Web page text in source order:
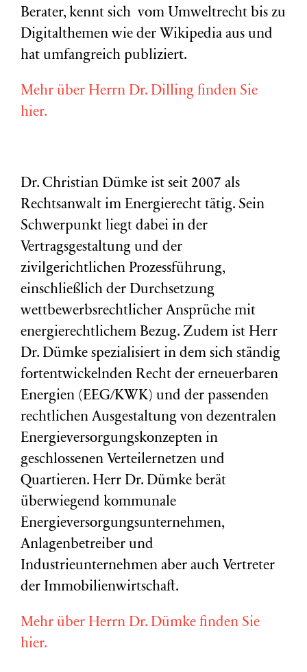
Berater, kennt sich vom Umweltrecht bis zu
Digitalthemen wie der Wikipedia aus und
hat umfangreich publiziert.
Mehr über Herrn Dr. Dilling finden Sie
hier.
Dr. Christian Dümke ist seit 2007 als
Rechtsanwalt im Energierecht tätig. Sein
Schwerpunkt liegt dabei in der
Vertragsgestaltung und der
zivilgerichtlichen Prozessführung,
einschließlich der Durchsetzung
wettbewerbsrechtlicher Ansprüche mit
energierechtlichem Bezug. Zudem ist Herr
Dr. Dümke spezialisiert in dem sich ständig
fortentwickelnden Recht der erneuerbaren
Energien (EEG/KWK) und der passenden
rechtlichen Ausgestaltung von dezentralen
Energieversorgungskonzepten in
geschlossenen Verteilernetzen und
Quartieren. Herr Dr. Dümke berät
überwiegend kommunale
Energieversorgungsunternehmen,
Anlagenbetreiber und
Industrieunternehmen aber auch Vertreter
der Immobilienwirtschaft.
Mehr über Herrn Dr. Dümke finden Sie
hier.